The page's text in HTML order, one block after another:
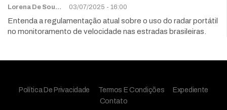
Lorena De Sousa 03/07/2025 - 16:00
Entenda a regulamentação atual sobre o uso do radar portátil
no monitoramento de velocidade nas estradas brasileiras.
Política De Privacidade Termos E Condições
Expediente
Contato